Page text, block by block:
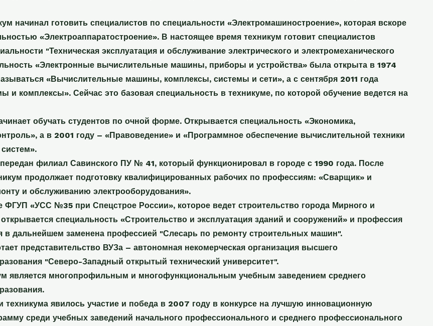
начинал готовить специалистов по специальности «Электромашиностроение», которая вскоре
«Электроаппаратостроение». В настоящее время техникум готовит специалистов
"Техническая эксплуатация и обслуживание электрического и электромеханического
«Электронные вычислительные машины, приборы и устройства» была открыта в 1974
«Вычислительные машины, комплексы, системы и сети», а с сентября 2011 года
и комплексы». Сейчас это базовая специальность в техникуме, по которой обучение ведется на
обучать студентов по очной форме. Открывается специальность «Экономика,
а в 2001 году – «Правоведение» и «Программное обеспечение вычислительной техники
филиал Савинского ПУ № 41, который функционировал в городе с 1990 года. После
продолжает подготовку квалифицированных рабочих по профессиям: «Сварщик» и
и обслуживанию электрооборудования».
ФГУП «УСС №35 при Спецстрое России», которое ведет строительство города Мирного и
специальность «Строительство и эксплуатация зданий и сооружений» и профессия
в дальнейшем заменена профессией "Слесарь по ремонту строительных машин".
представительство ВУЗа – автономная некомерческая организация высшего
"Северо-Западный открытый технический университет".
является многопрофильным и многофункциональным учебным заведением среднего
техникума явилось участие и победа в 2007 году в конкурсе на лучшую инновационную
среди учебных заведений начального профессионального и среднего профессионального